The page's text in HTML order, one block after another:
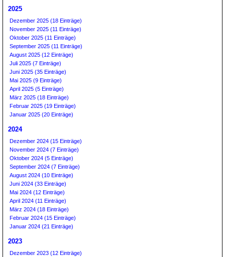
2025
Dezember 2025 (18 Einträge)
November 2025 (11 Einträge)
Oktober 2025 (11 Einträge)
September 2025 (11 Einträge)
August 2025 (12 Einträge)
Juli 2025 (7 Einträge)
Juni 2025 (35 Einträge)
Mai 2025 (9 Einträge)
April 2025 (5 Einträge)
März 2025 (18 Einträge)
Februar 2025 (19 Einträge)
Januar 2025 (20 Einträge)
2024
Dezember 2024 (15 Einträge)
November 2024 (7 Einträge)
Oktober 2024 (5 Einträge)
September 2024 (7 Einträge)
August 2024 (10 Einträge)
Juni 2024 (33 Einträge)
Mai 2024 (12 Einträge)
April 2024 (11 Einträge)
März 2024 (18 Einträge)
Februar 2024 (15 Einträge)
Januar 2024 (21 Einträge)
2023
Dezember 2023 (12 Einträge)